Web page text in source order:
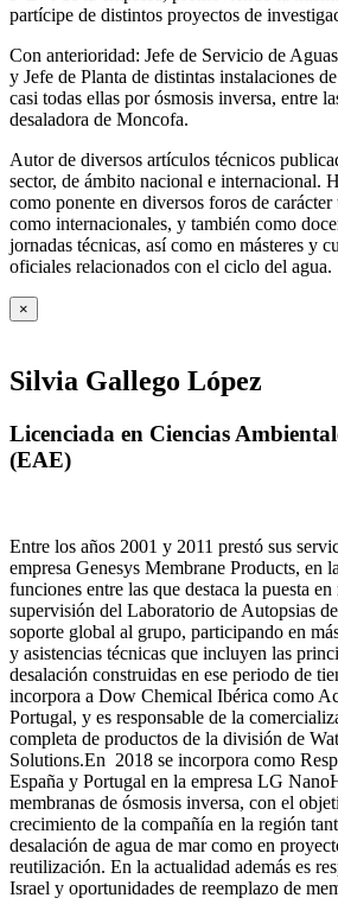
partícipe de distintos proyectos de
Con anterioridad: Jefe de Servicio de
y Jefe de Planta de distintas instalaciones
casi todas ellas por ósmosis inversa, entre
desaladora de Moncofa.
Autor de diversos artículos técnicos
sector, de ámbito nacional e internacional.
como ponente en diversos foros de
como internacionales, y también como
jornadas técnicas, así como en másteres y
oficiales relacionados con el ciclo del agua.
×
Silvia Gallego López
Licenciada en Ciencias
(EAE)
Entre los años 2001 y 2011 prestó sus
empresa Genesys Membrane Products, en
funciones entre las que destaca la puesta
supervisión del Laboratorio de Autopsias
soporte global al grupo, participando en
y asistencias técnicas que incluyen las
desalación construidas en ese periodo de
incorpora a Dow Chemical Ibérica como
Portugal, y es responsable de la
completa de productos de la división de
Solutions.En 2018 se incorpora como
España y Portugal en la empresa LG
membranas de ósmosis inversa, con el
crecimiento de la compañía en la región
desalación de agua de mar como en
reutilización. En la actualidad además es
Israel y oportunidades de reemplazo de